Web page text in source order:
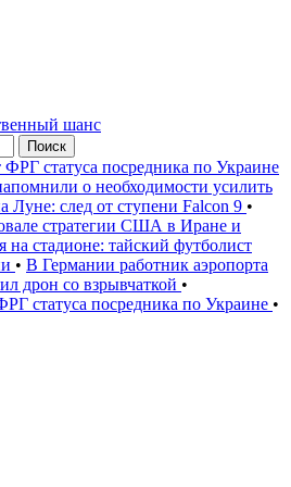
шанс
Поиск
статуса посредника по Украине
о необходимости усилить
Луне: след от ступени Falcon 9 •
стратегии США в Иране и
на стадионе: тайский футболист
• В Германии работник аэропорта
дрон со взрывчаткой •
статуса посредника по Украине •